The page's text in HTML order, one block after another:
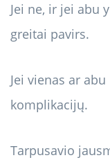
Jei ne, ir jei abu
greitai pavirs.
Jei vienas ar
komplikacijų.
Tarpusavio